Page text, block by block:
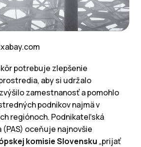
potrebuje zlepšenie
aby si udržalo
zamestnanosť a pomohlo
podnikov najmä v
regiónoch. Podnikateľská
(PAS) oceňuje najnovšie
komisie Slovensku „prijať